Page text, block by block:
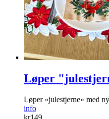
Løper
Løper «julestjerne» med
info